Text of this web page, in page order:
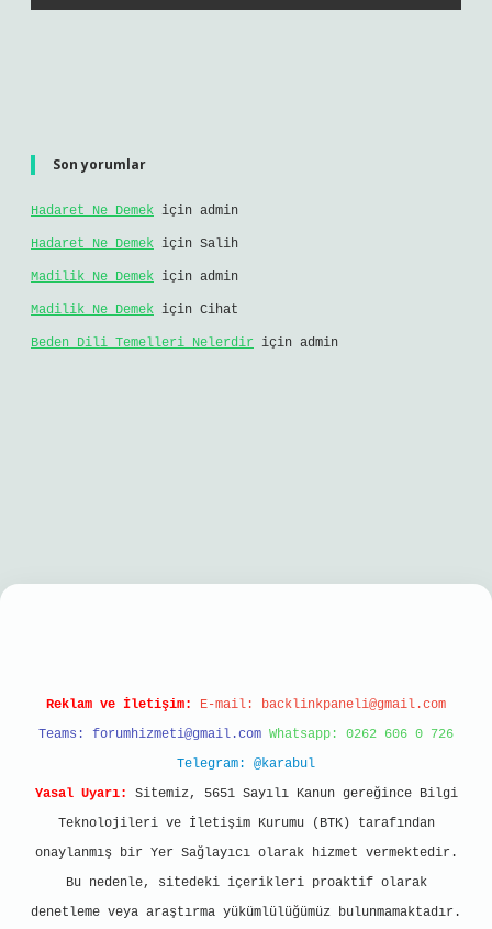
Son yorumlar
Hadaret Ne Demek için admin
Hadaret Ne Demek için Salih
Madilik Ne Demek için admin
Madilik Ne Demek için Cihat
Beden Dili Temelleri Nelerdir için admin
Reklam ve İletişim: E-mail: backlinkpaneli@gmail.com
Teams: forumhizmeti@gmail.com Whatsapp: 0262 606 0 726
Telegram: @karabul
Yasal Uyarı:
Sitemiz, 5651 Sayılı Kanun gereğince Bilgi
Teknolojileri ve İletişim Kurumu (BTK) tarafından
onaylanmış bir Yer Sağlayıcı olarak hizmet vermektedir.
Bu nedenle, sitedeki içerikleri proaktif olarak
denetleme veya araştırma yükümlülüğümüz bulunmamaktadır.